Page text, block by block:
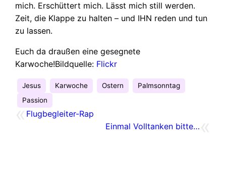
mich. Erschüttert mich. Lässt mich still werden.
Zeit, die Klappe zu halten – und IHN reden und tun
zu lassen.
Euch da draußen eine gesegnete
Karwoche!Bildquelle: Flickr
Jesus Karwoche Ostern
Palmsonntag
Passion
«Flugbegleiter-Rap
Einmal Volltanken bitte…